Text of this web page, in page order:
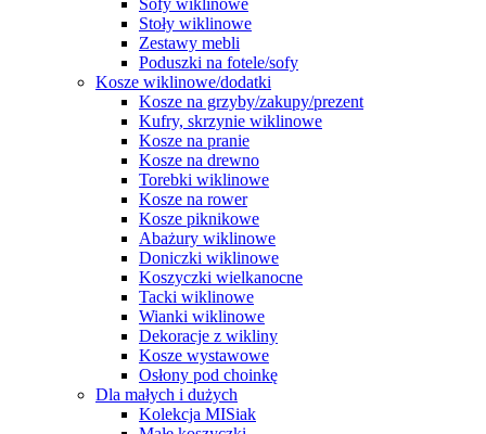
Sofy wiklinowe
Stoły wiklinowe
Zestawy mebli
Poduszki na fotele/sofy
Kosze wiklinowe/dodatki
Kosze na grzyby/zakupy/prezent
Kufry, skrzynie wiklinowe
Kosze na pranie
Kosze na drewno
Torebki wiklinowe
Kosze na rower
Kosze piknikowe
Abażury wiklinowe
Doniczki wiklinowe
Koszyczki wielkanocne
Tacki wiklinowe
Wianki wiklinowe
Dekoracje z wikliny
Kosze wystawowe
Osłony pod choinkę
Dla małych i dużych
Kolekcja MISiak